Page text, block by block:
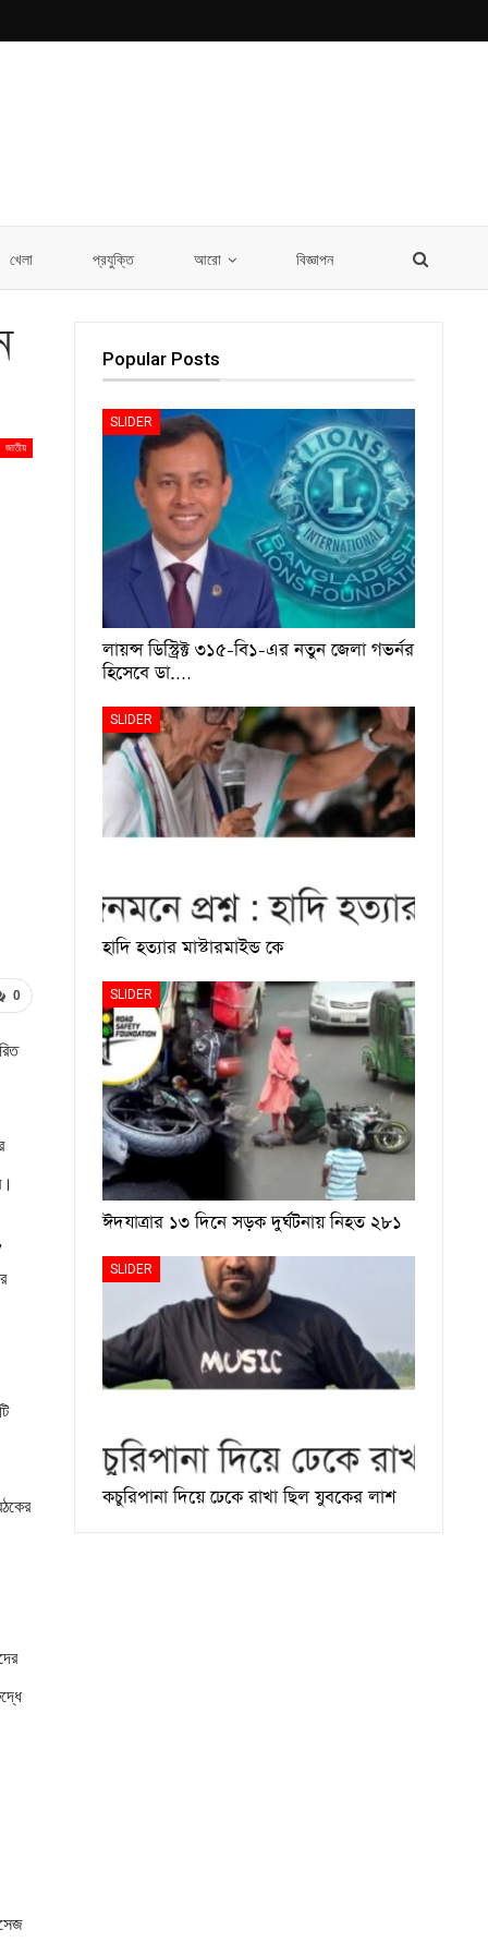
খেলা প্রযুক্তি আরো বিজ্ঞাপন
জাতীয়
0
Popular Posts
SLIDER
লায়ন্স ডিস্ট্রিক্ট ৩১৫-বি১-এর নতুন জেলা গভর্নর
হিসেবে ডা.…
SLIDER
হাদি হত্যার মাস্টারমাইন্ড কে
SLIDER
ঈদযাত্রার ১৩ দিনে সড়ক দুর্ঘটনায় নিহত ২৮১
SLIDER
কচুরিপানা দিয়ে ঢেকে রাখা ছিল যুবকের লাশ